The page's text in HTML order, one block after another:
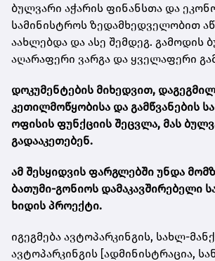
ბულვარი აჭარის ფინანსთა და
სამინისტროს ზედამხედველობით
აახლებდა და ასე შემდეგ. გამოდის
აღარაფერი ვარგა და ყველაფერი
დოკუმენტების მიხედვით,
კეთილმოწყობისა და გამწვანების
ოფისის ფუნქციის შეცვლა, მას
გადააკეთებენ.
ამ შესყიდვის ფარგლებში უნდა
ბათუმი-გონიოს დამაკავშირებელი
ხიდის პროექტი.
იგეგმება ავტოპარკინგის, სახლ-
ავტოპარკინგის [ადმინისტრაცია,